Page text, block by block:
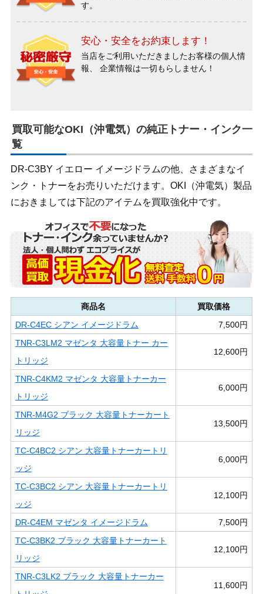
す。
安心・安全をお約束します！
当店をご利用いただきましたお客様の個人情
報、 企業情報は一切もらしません！
買取可能なOKI（沖電気）の純正トナー・インク一
覧
DR-C3BY イエロー イメージドラムの他、さまざまなイ
ンク・トナーをお売りいただけます。OKI（沖電気）製品
におきましては下記のアイテムを買取強化中です。
商品名
買取価格
DR-C4EC シアン イメージドラム
7,500円
TNR-C3LM2 マゼンタ 大容量トナー カー
トリッジ
12,600円
TNR-C4KM2 マゼンタ 大容量トナーカー
トリッジ
6,000円
TNR-M4G2 ブラック 大容量トナーカート
リッジ
13,500円
TC-C4BC2 シアン 大容量トナーカートリ
ッジ
6,000円
TC-C3BC2 シアン 大容量トナーカートリ
ッジ
12,100円
DR-C4EM マゼンタ イメージドラム
7,500円
TC-C3BK2 ブラック 大容量トナーカート
リッジ
12,100円
TNR-C3LK2 ブラック 大容量トナーカー
11,600円